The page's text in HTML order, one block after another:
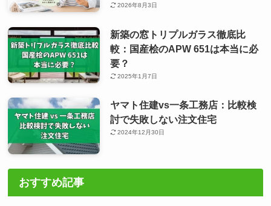
2026年8月3日
新築の窓トリプルガラス徹底比
較：国産桧のAPW 651は本当に必
要？
2025年1月7日
ヤマト住建vs一条工務店：比較検
討で失敗しない注文住宅
2024年12月30日
おすすめ記事